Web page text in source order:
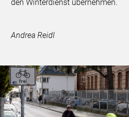
den Winterdienst übernehmen.
Andrea Reidl